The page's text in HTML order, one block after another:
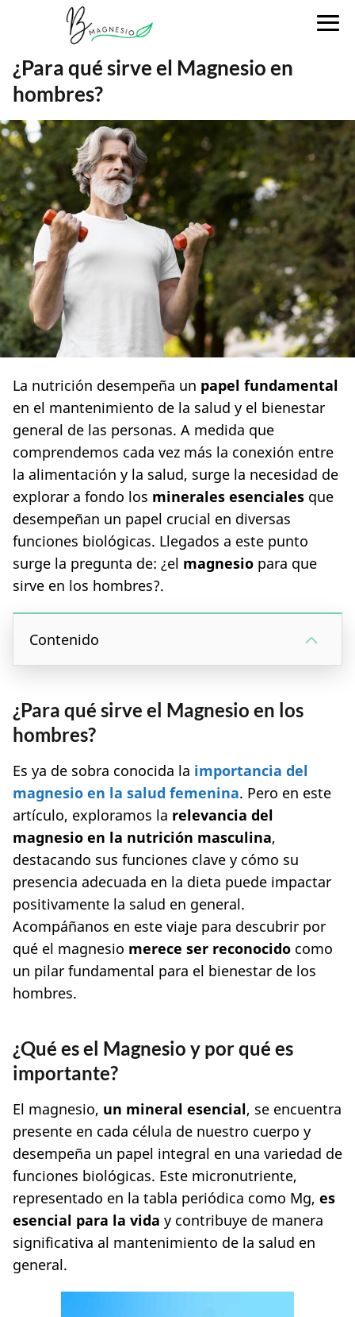
¿Para qué sirve el Magnesio en
hombres?
La nutrición desempeña un papel fundamental
en el mantenimiento de la salud y el bienestar
general de las personas. A medida que
comprendemos cada vez más la conexión entre
la alimentación y la salud, surge la necesidad de
explorar a fondo los minerales esenciales que
desempeñan un papel crucial en diversas
funciones biológicas. Llegados a este punto
surge la pregunta de: ¿el magnesio para que
sirve en los hombres?.
Contenido
¿Para qué sirve el Magnesio en los
hombres?
Es ya de sobra conocida la importancia del
magnesio en la salud femenina. Pero en este
artículo, exploramos la relevancia del
magnesio en la nutrición masculina,
destacando sus funciones clave y cómo su
presencia adecuada en la dieta puede impactar
positivamente la salud en general.
Acompáñanos en este viaje para descubrir por
qué el magnesio merece ser reconocido como
un pilar fundamental para el bienestar de los
hombres.
¿Qué es el Magnesio y por qué es
importante?
El magnesio, un mineral esencial, se encuentra
presente en cada célula de nuestro cuerpo y
desempeña un papel integral en una variedad de
funciones biológicas. Este micronutriente,
representado en la tabla periódica como Mg, es
esencial para la vida y contribuye de manera
significativa al mantenimiento de la salud en
general.